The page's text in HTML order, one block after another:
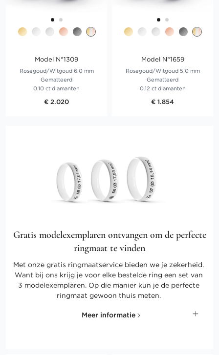
Model N°1309
Rosegoud/Witgoud 6.0 mm
Gematteerd
0.10 ct diamanten
€ 2.020
Model N°1659
Rosegoud/Witgoud 5.0 mm
Gematteerd
0.12 ct diamanten
€ 1.854
Gratis modelexemplaren ontvangen om de perfecte
ringmaat te vinden
Met onze gratis ringmaatservice bieden we je zekerheid.
Want bij ons krijg je voor elke bestelde ring een set van
3 modelexemplaren. Op die manier kun je de perfecte
ringmaat gewoon thuis meten.
Meer informatie